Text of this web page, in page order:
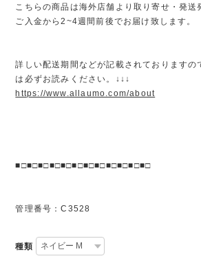
こちらの商品は海外店舗より取り寄せ・発送
ご入金から2~4週間前後でお届け致します。
詳しい配送期間などが記載されておりますの
は必ずお読みください。↓↓↓
https://www.allaumo.com/about
■□■□■□■□■□■□■□■□■□■□■□■□
管理番号：C3528
種類